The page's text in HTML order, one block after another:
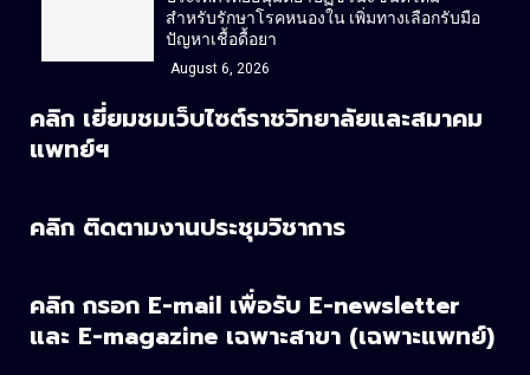
สำหรับรักษาโรคหนองใน เพิ่มทางเลือกรับมือ
ปัญหาเชื้อดื้อยา
August 6, 2026
คลิก เยี่ยมชมเว็บไซต์ราชวิทยาลัยและสมาคม
แพทย์ฯ
คลิก ติดตามงานประชุมวิชาการ
คลิก กรอก E-mail เพื่อรับ E-newsletter
และ E-magazine เฉพาะสาขา (เฉพาะแพทย์)